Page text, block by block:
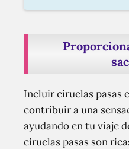
Incluir ciruelas pasas
contribuir a una
ayudando en tu viaje
ciruelas pasas son